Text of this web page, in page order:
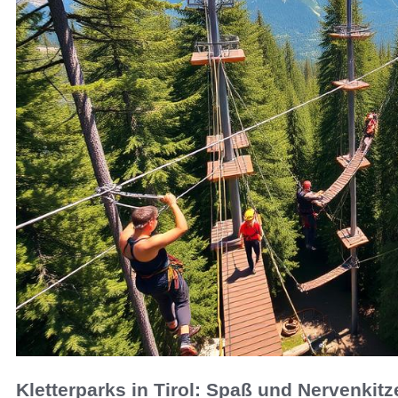
Kletterparks in Tirol: Spaß und